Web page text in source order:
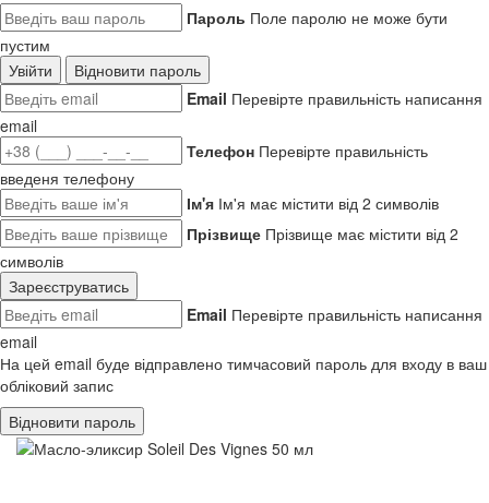
Пароль Поле паролю не може бути
пустим
Увійти
Відновити пароль
Email Перевірте правильність написання
email
Телефон Перевірте правильність
введеня телефону
Ім'я Ім'я має містити від 2 символів
Прізвище Прізвище має містити від 2
символів
Зареєструватись
Email Перевірте правильність написання
email
На цей email буде відправлено тимчасовий пароль для входу в ваш
обліковий запис
Відновити пароль